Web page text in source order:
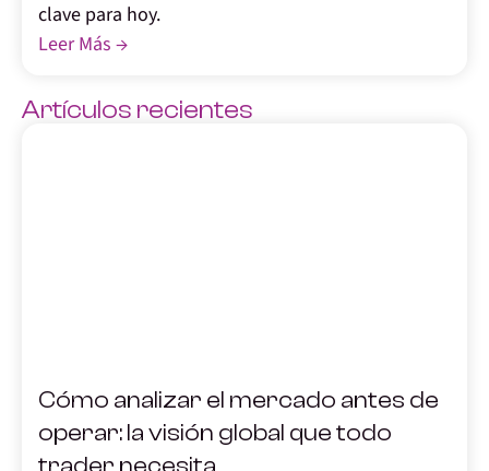
clave para hoy.
Leer Más →
Artículos recientes
Cómo analizar el mercado antes de
operar: la visión global que todo